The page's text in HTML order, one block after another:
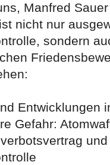
Manfred
nicht nur
sondern
Entwicklungen
Gefahr: